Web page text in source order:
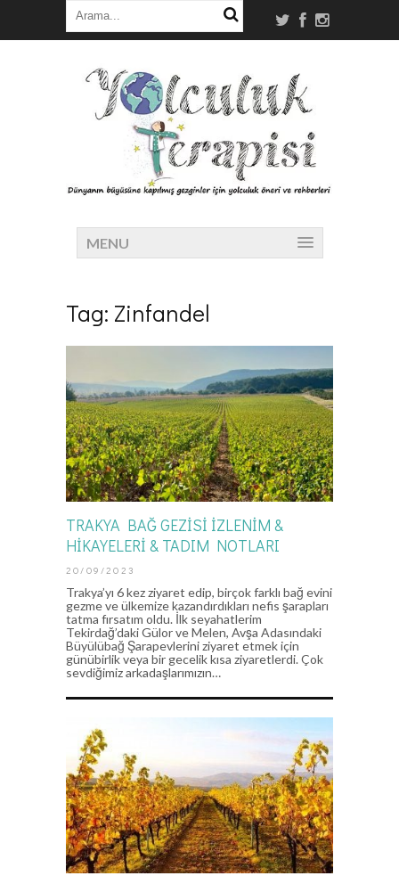
MENU
Tag: Zinfandel
TRAKYA BAĞ GEZİSİ İZLENİM &
HİKAYELERİ & TADIM NOTLARI
20/09/2023
Trakya’yı 6 kez ziyaret edip, birçok farklı bağ evini
gezme ve ülkemize kazandırdıkları nefis şarapları
tatma fırsatım oldu. İlk seyahatlerim
Tekirdağ’daki Gülor ve Melen, Avşa Adasındaki
Büyülübağ Şarapevlerini ziyaret etmek için
günübirlik veya bir gecelik kısa ziyaretlerdi. Çok
sevdiğimiz arkadaşlarımızın…